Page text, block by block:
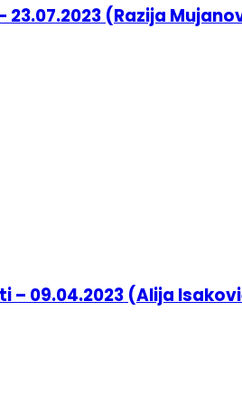
23.07.2023 (Razija
– 09.04.2023 (Alija